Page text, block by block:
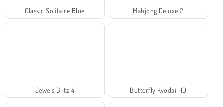
Classic Solitaire Blue Mahjong Deluxe 2
Jewels Blitz 4 Butterfly Kyodai HD